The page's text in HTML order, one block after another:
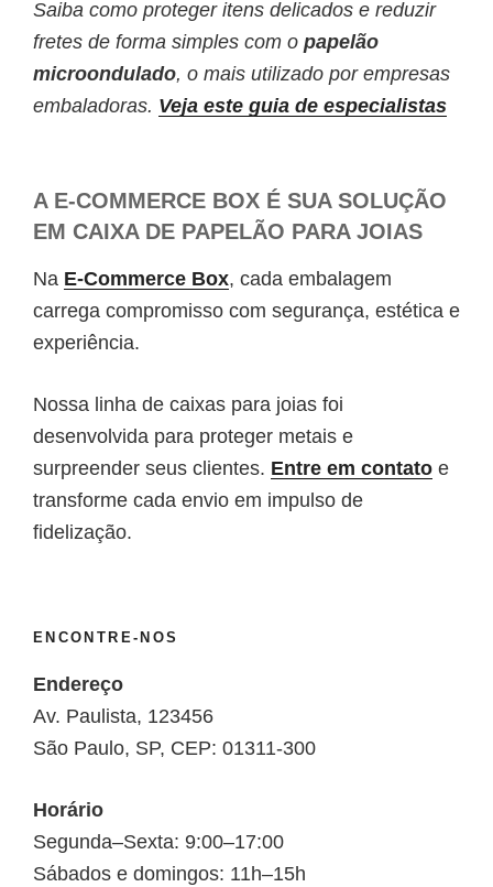
Saiba como proteger itens delicados e reduzir
fretes de forma simples com o papelão
microondulado, o mais utilizado por empresas
embaladoras. Veja este guia de especialistas
A E-COMMERCE BOX É SUA SOLUÇÃO
EM CAIXA DE PAPELÃO PARA JOIAS
Na E-Commerce Box, cada embalagem
carrega compromisso com segurança, estética e
experiência.
Nossa linha de caixas para joias foi
desenvolvida para proteger metais e
surpreender seus clientes. Entre em contato e
transforme cada envio em impulso de
fidelização.
ENCONTRE-NOS
Endereço
Av. Paulista, 123456
São Paulo, SP, CEP: 01311-300
Horário
Segunda–Sexta: 9:00–17:00
Sábados e domingos: 11h–15h